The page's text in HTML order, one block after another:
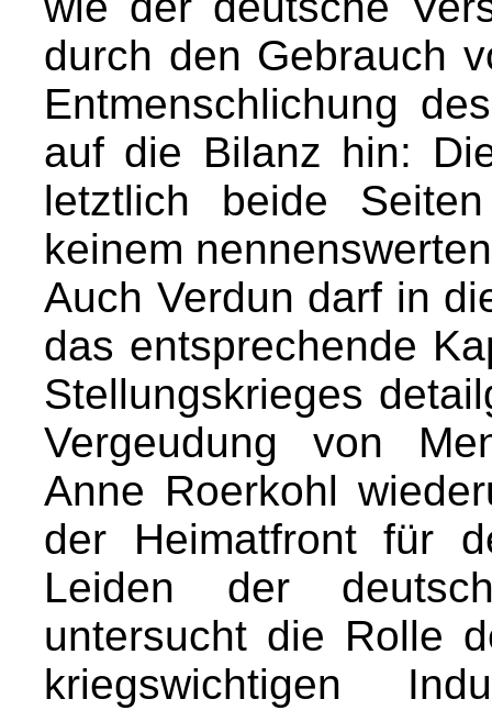
durch den Gebrauch
Entmenschlichung
auf die Bilanz hin:
letztlich beide
keinem
Auch Verdun darf in
das entsprechende
Stellungskrieges
Vergeudung von
Anne Roerkohl
der Heimatfront für
Leiden der
untersucht die Rolle
kriegswichtigen